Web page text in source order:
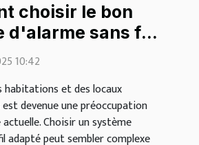
choisir le bon
d'alarme sans fil
besoins ?
10:42
habitations et des locaux
devenue une préoccupation
actuelle. Choisir un système
adapté peut sembler complexe